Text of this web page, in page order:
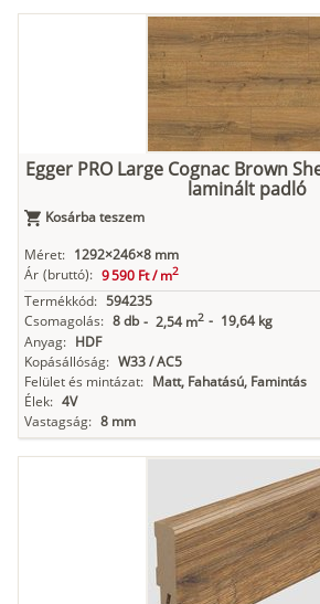
Egger PRO Large Cognac Brown
laminált padló
Kosárba teszem
Méret: 1292×246×8 mm
Ár (bruttó): 9 590 Ft /m2
Termékkód: 594235
Csomagolás: 8 db - 2,54 m2 - 19,64 kg
Anyag: HDF
Kopásállóság: W33 / AC5
Felület és mintázat: Matt, Fahatású, Famintás
Élek: 4V
Vastagság: 8 mm